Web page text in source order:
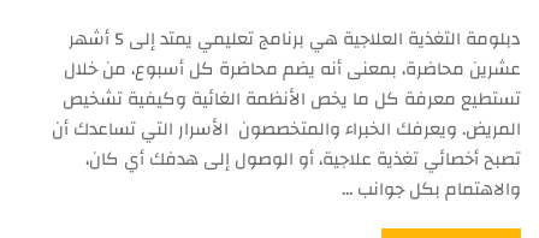
دبلومة التغذية العلاجية هي برنامج تعليمي يمتد إلى 5 أشهر
عشرين محاضرة، بمعنى أنه يضم محاضرة كل أسبوع، من خلال
تستطيع معرفة كل ما يخص الأنظمة الغائية وكيفية تشخيص
المريض. ويعرفك الخبراء والمتخصصون الأسرار التي تساعدك أن
تصبح أخصائي تغذية علاجية، أو الوصول إلى هدفك أي كان،
والاهتمام بكل جوانب …